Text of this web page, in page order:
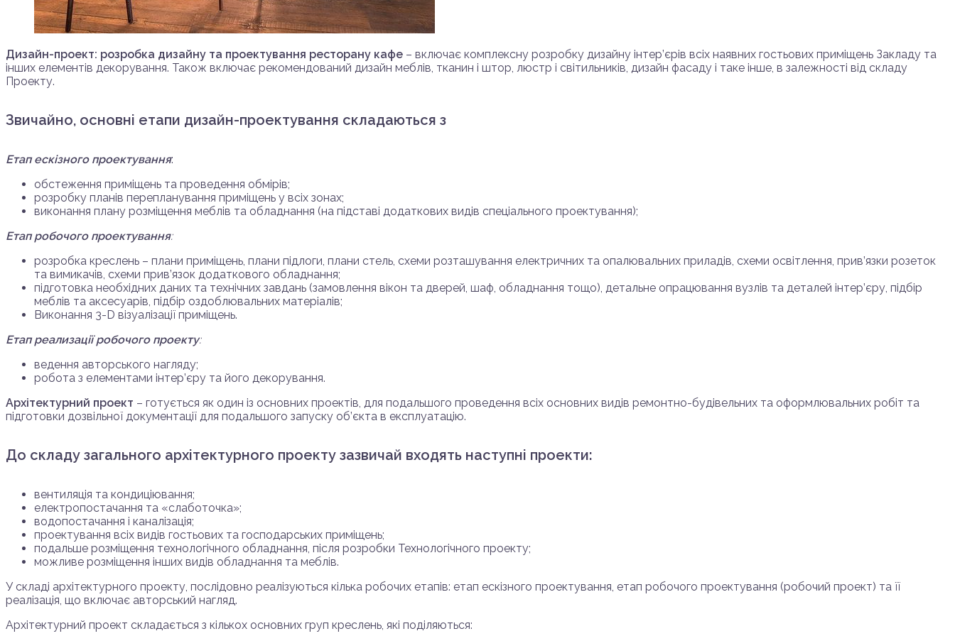
Дизайн-проект: розробка дизайну та проектування ресторану кафе – включає комплексну розробку дизайну інтер’єрів всіх наявних гостьових приміщень Закладу та
інших елементів декорування. Також включає рекомендований дизайн меблів, тканин і штор, люстр і світильників, дизайн фасаду і таке інше, в залежності від складу
Проекту.
Звичайно, основні етапи дизайн-проектування складаються з
Етап ескізного проектування:
обстеження приміщень та проведення обмірів;
розробку планів перепланування приміщень у всіх зонах;
виконання плану розміщення меблів та обладнання (на підставі додаткових видів спеціального проектування);
Етап робочого проектування:
розробка креслень – плани приміщень, плани підлоги, плани стель, схеми розташування електричних та опалювальних приладів, схеми освітлення, прив’язки розеток
та вимикачів, схеми прив’язок додаткового обладнання;
підготовка необхідних даних та технічних завдань (замовлення вікон та дверей, шаф, обладнання тощо), детальне опрацювання вузлів та деталей інтер’єру, підбір
меблів та аксесуарів, підбір оздоблювальних матеріалів;
Виконання 3-D візуалізації приміщень.
Етап реализації робочого проекту:
ведення авторського нагляду;
робота з елементами інтер’єру та його декорування.
Архітектурний проект – готується як один із основних проектів, для подальшого проведення всіх основних видів ремонтно-будівельних та оформлювальних робіт та
підготовки дозвільної документації для подальшого запуску об’єкта в експлуатацію.
До складу загального архітектурного проекту зазвичай входять наступні проекти:
вентиляція та кондиціювання;
електропостачання та «слаботочка»;
водопостачання і каналізація;
проектування всіх видів гостьових та господарських приміщень;
подальше розміщення технологічного обладнання, після розробки Технологічного проекту;
можливе розміщення інших видів обладнання та меблів.
У складі архітектурного проекту, послідовно реалізуються кілька робочих етапів: етап ескізного проектування, етап робочого проектування (робочий проект) та її
реалізація, що включає авторський нагляд.
Архітектурний проект складається з кількох основних груп креслень, які поділяються: